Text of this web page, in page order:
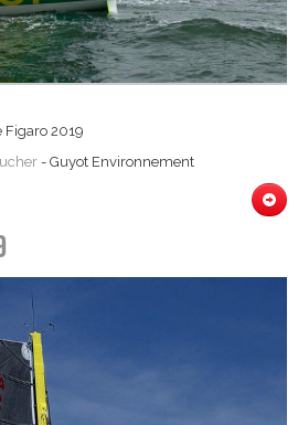
Figaro 2019
- Guyot Environnement